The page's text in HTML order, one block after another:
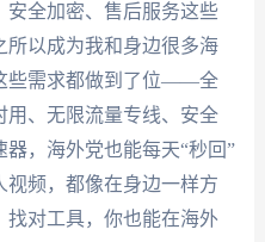
安全加密、售后服务这些
所以成为我和身边很多海
些需求都做到了位——全
用、无限流量专线、安全
，海外党也能每天“秒回”
视频，都像在身边一样方
找对工具，你也能在海外